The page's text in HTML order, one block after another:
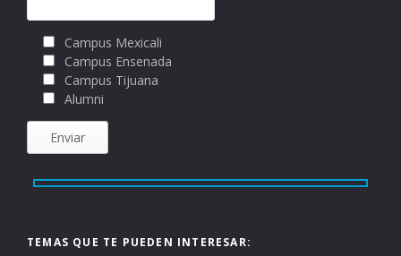
Campus Mexicali
Campus Ensenada
Campus Tijuana
Alumni
TEMAS QUE TE PUEDEN INTERESAR: